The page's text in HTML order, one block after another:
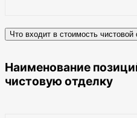
Что входит в стоимость чистовой
Наименование
чистовую отделку